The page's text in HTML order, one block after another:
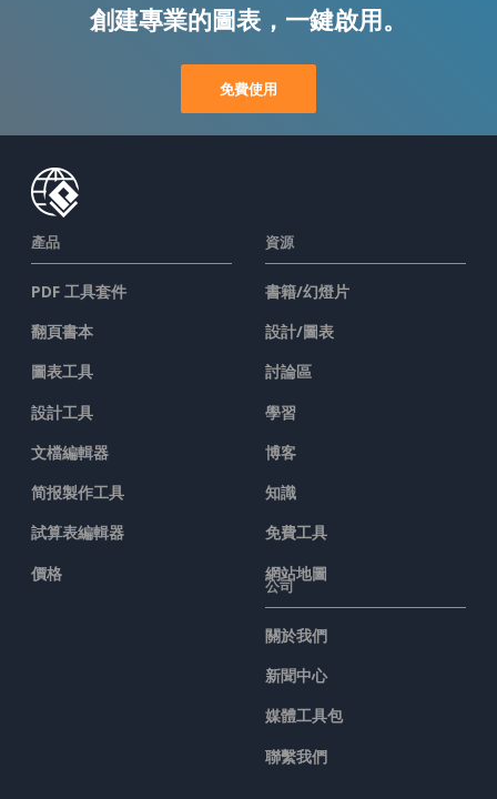
創建專業的圖表，一鍵啟用。
免費使用
產品
PDF 工具套件
翻頁書本
圖表工具
設計工具
文檔編輯器
简报製作工具
試算表編輯器
價格
資源
書籍/幻燈片
設計/圖表
討論區
學習
博客
知識
免費工具
網站地圖
公司
關於我們
新聞中心
媒體工具包
聯繫我們